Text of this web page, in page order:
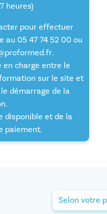
heures)
pour effectuer
au 05 47 74 52 00 ou
.
en charge entre le
sur le site et
démarrage de la
disponible et de la
paiement.
Selon votre